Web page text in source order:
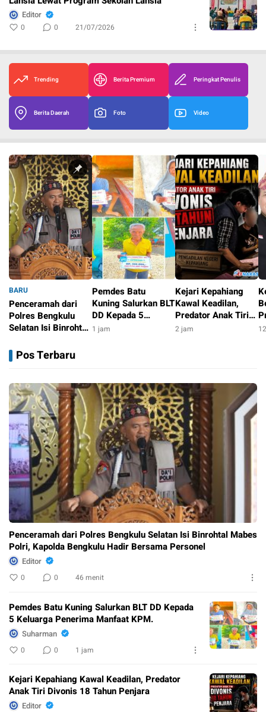
Editor
0 0 21/07/2026
Trending Berita Premium Peringkat Penulis
Berita Daerah Foto Video
BARU
Penceramah dari
Polres Bengkulu
Selatan Isi Binrohtal
Kapolda Bengkulu
Hadir Bersama
Pemdes Batu
Kuning Salurkan BLT
DD Kepada 5
Keluarga Penerima
1 jam
Kejari Kepahiang
Kawal Keadilan,
Predator Anak Tiri
Divonis 18 Tahun
2 jam
Pos Terbaru
Penceramah dari Polres Bengkulu Selatan Isi Binrohtal Mabes
Polri, Kapolda Bengkulu Hadir Bersama Personel
Editor
0 0 46 menit
Pemdes Batu Kuning Salurkan BLT DD Kepada
5 Keluarga Penerima Manfaat KPM.
Suharman
0 0 1 jam
Kejari Kepahiang Kawal Keadilan, Predator
Anak Tiri Divonis 18 Tahun Penjara
Editor